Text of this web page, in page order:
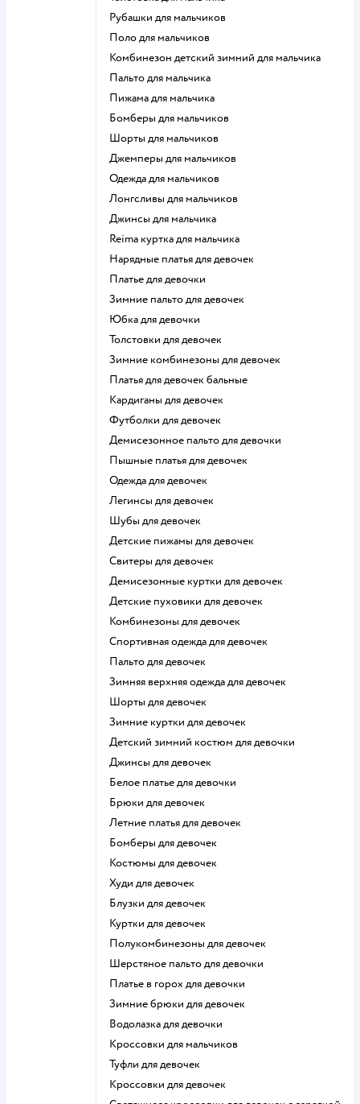
Рубашки для мальчиков
Поло для мальчиков
Комбинезон детский зимний для мальчика
Пальто для мальчика
Пижама для мальчика
Бомберы для мальчиков
Шорты для мальчиков
Джемперы для мальчиков
Одежда для мальчиков
Лонгсливы для мальчиков
Джинсы для мальчика
Reima куртка для мальчика
Нарядные платья для девочек
Платье для девочки
Зимние пальто для девочек
Юбка для девочки
Толстовки для девочек
Зимние комбинезоны для девочек
Платья для девочек бальные
Кардиганы для девочек
Футболки для девочек
Демисезонное пальто для девочки
Пышные платья для девочек
Одежда для девочек
Легинсы для девочек
Шубы для девочек
Детские пижамы для девочек
Свитеры для девочек
Демисезонные куртки для девочек
Детские пуховики для девочек
Комбинезоны для девочек
Спортивная одежда для девочек
Пальто для девочек
Зимняя верхняя одежда для девочек
Шорты для девочек
Зимние куртки для девочек
Детский зимний костюм для девочки
Джинсы для девочек
Белое платье для девочки
Брюки для девочек
Летние платья для девочек
Бомберы для девочек
Костюмы для девочек
Худи для девочек
Блузки для девочек
Куртки для девочек
Полукомбинезоны для девочек
Шерстяное пальто для девочки
Платье в горох для девочки
Зимние брюки для девочек
Водолазка для девочки
Кроссовки для мальчиков
Туфли для девочек
Кроссовки для девочек